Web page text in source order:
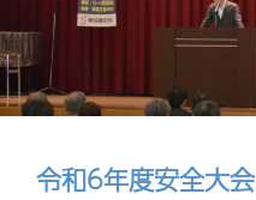
令和6年度安全大会